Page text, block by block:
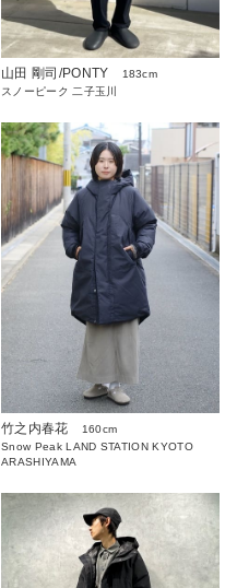
山田 剛司/PONTY
183cm
スノーピーク 二子玉川
竹之内春花
160cm
Snow Peak LAND STATION KYOTO
ARASHIYAMA